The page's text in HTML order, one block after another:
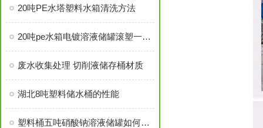
20吨PE水塔塑料水箱清洗方法
20吨pe水箱电镀溶液储罐滚塑一体成型
废水收集处理 切削液储存桶材质
湖北8吨塑料储水桶的性能
塑料桶五吨硝酸钠溶液储罐如何清洗